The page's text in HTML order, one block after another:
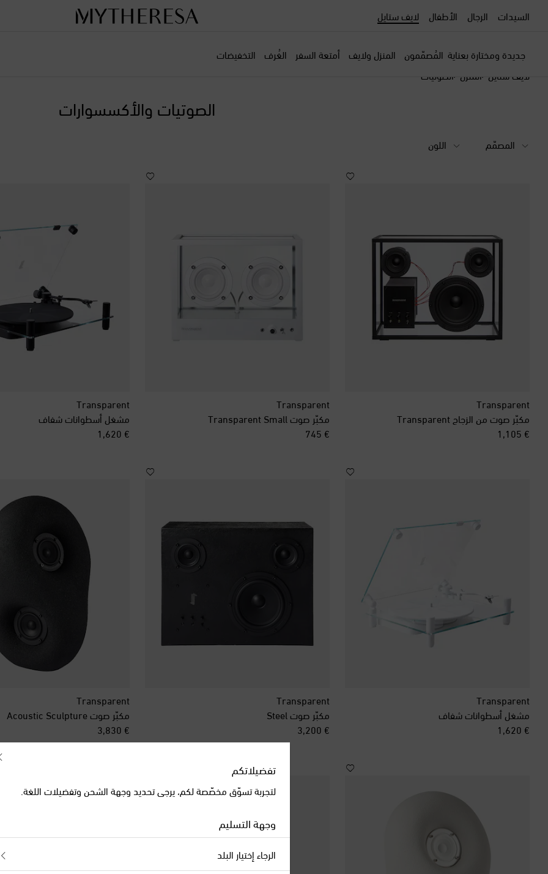
السيدات الرجال الأطفال لايف ستايل
جديدة ومختارة بعناية المُصمّمون المنزل ولايف أمتعة السفر الغُرف التخفيضات
لايف ستايل المنزل الصوتيات
الصوتيات والأكسسوارات
المصمّم اللون
Transparent
مكبّر صوت من الزجاج Transparent
€ 1,105
original price
Transparent
مكبّر صوت Transparent Small
€ 745
original price
Transparent
مشغل أسطوانات شفاف
€ 1,620
original price
Transparent
مشغل أسطوانات شفاف
€ 1,620
original price
Transparent
مكبّر صوت Steel
€ 3,200
original price
Transparent
مكبّر صوت Acoustic Sculpture
€ 3,830
original price
تفضيلاتكم
لتجربة تسوّق مخصّصة لكم، يرجى تحديد وجهة الشحن وتفضيلات اللغة.
وجهة التسليم
الرجاء إختيار البلد